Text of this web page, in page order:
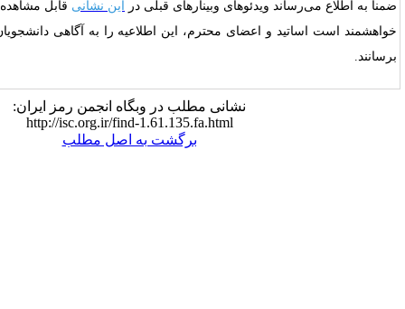
وبینارهای قبلی دراین نشانیقابل مشاهده‌اند.
محترم، این اطلاعیه را به آگاهی دانشجویان و همکاران علاقه‌مند خود
نشانی مطلب در وبگاه انجمن رمز ایران:
http://isc.org.ir/find-1.61.135.fa.html